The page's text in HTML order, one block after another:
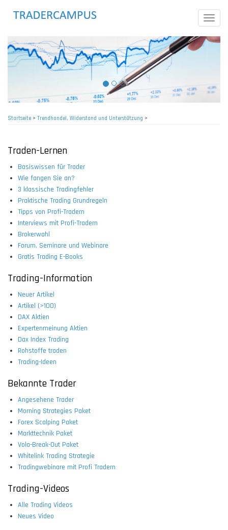
Toggle
Startseite> Trendhandel, Widerstand und Unterstützung >
Traden-Lernen
Basiswissen für Trader
Wie fangen Sie an?
3 klassische Tradingfehler
Praktische Trading Grundregeln
Tipps von Profi-Tradern
Interviews mit Profi-Tradern
Brokerwahl
Forum, Seminare und Webinare
Gratis Trading E-Books
Trading-Information
Neuer Artikel
Artikel (>100)
DAX Aktien
Expertenmeinung Aktien
Dax Index Trading
Rohstoffe traden
Trading-Ideen
Bekannte Trader
Angesehene Trader
Morning Strategies Paket
Forex Scalping Paket
Markttechnik Paket
Vola-Break-Out Paket
Whitelink Trading Strategie
Tradingwebinare mit Profi Tradern
Trading-Videos
Alle Trading Videos
Neues Video